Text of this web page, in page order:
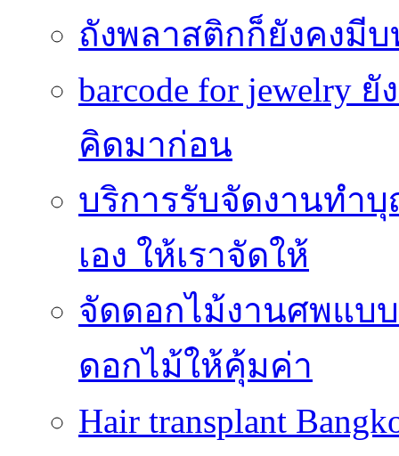
ถังพลาสติกก็ยังคงมี
barcode for jewelry
คิดมาก่อน
บริการรับจัดงานทำ
เอง ให้เราจัดให้
จัดดอกไม้งานศพแบ
ดอกไม้ให้คุ้มค่า
Hair transplant